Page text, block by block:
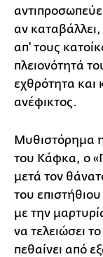
αν
απ' τους
πλειονότητά
εχθρότητα και
ανέφικτος.
Μυθιστόρημα
του Κάφκα, ο
μετά τον
του
με την
να τελειώσει
πεθαίνει από